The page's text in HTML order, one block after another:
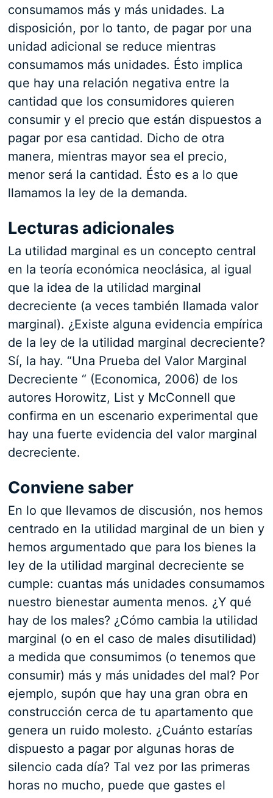
consumamos más y más unidades. La
disposición, por lo tanto, de pagar por una
unidad adicional se reduce mientras
consumamos más unidades. Ésto implica
que hay una relación negativa entre la
cantidad que los consumidores quieren
consumir y el precio que están dispuestos a
pagar por esa cantidad. Dicho de otra
manera, mientras mayor sea el precio,
menor será la cantidad. Ésto es a lo que
llamamos la ley de la demanda.
Lecturas adicionales
La utilidad marginal es un concepto central
en la teoría económica neoclásica, al igual
que la idea de la utilidad marginal
decreciente (a veces también llamada valor
marginal). ¿Existe alguna evidencia empírica
de la ley de la utilidad marginal decreciente?
Sí, la hay. “Una Prueba del Valor Marginal
Decreciente “ (Economica, 2006) de los
autores Horowitz, List y McConnell que
confirma en un escenario experimental que
hay una fuerte evidencia del valor marginal
decreciente.
Conviene saber
En lo que llevamos de discusión, nos hemos
centrado en la utilidad marginal de un bien y
hemos argumentado que para los bienes la
ley de la utilidad marginal decreciente se
cumple: cuantas más unidades consumamos
nuestro bienestar aumenta menos. ¿Y qué
hay de los males? ¿Cómo cambia la utilidad
marginal (o en el caso de males disutilidad)
a medida que consumimos (o tenemos que
consumir) más y más unidades del mal? Por
ejemplo, supón que hay una gran obra en
construcción cerca de tu apartamento que
genera un ruido molesto. ¿Cuánto estarías
dispuesto a pagar por algunas horas de
silencio cada día? Tal vez por las primeras
horas no mucho, puede que gastes el